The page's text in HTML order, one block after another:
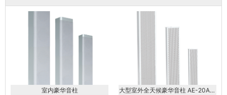
室内豪华音柱
大型室外全天候豪华音柱 AE-20AE-